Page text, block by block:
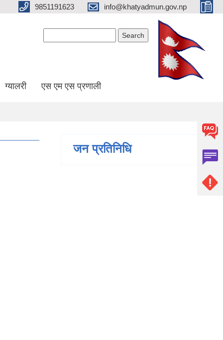
9851191623 info@khatyadmun.gov.np
ग्यालरी एस एम एस प्रणाली
जन प्रतिनिधि